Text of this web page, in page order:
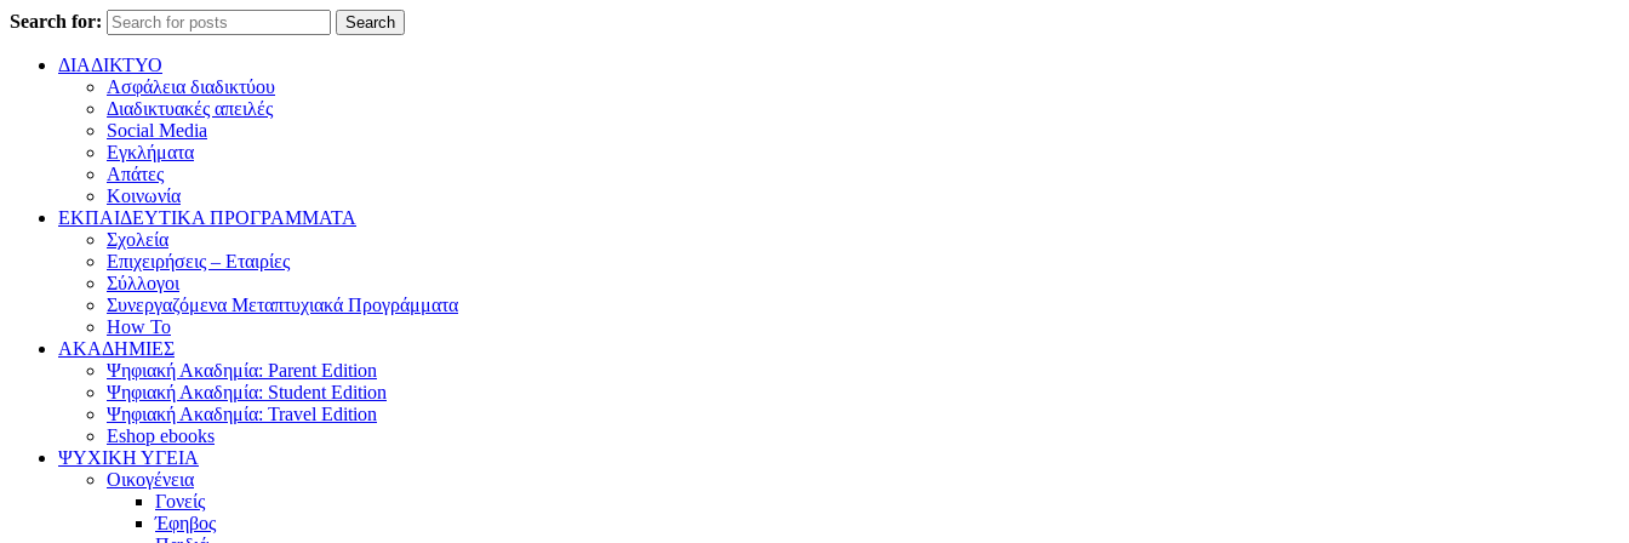
Search for: Search
ΔΙΑΔΙΚΤΥΟ
Ασφάλεια διαδικτύου
Διαδικτυακές απειλές
Social Media
Εγκλήματα
Απάτες
Κοινωνία
ΕΚΠΑΙΔΕΥΤΙΚΑ ΠΡΟΓΡΑΜΜΑΤΑ
Σχολεία
Επιχειρήσεις – Εταιρίες
Σύλλογοι
Συνεργαζόμενα Μεταπτυχιακά Προγράμματα
How To
ΑΚΑΔΗΜΙΕΣ
Ψηφιακή Ακαδημία: Parent Edition
Ψηφιακή Ακαδημία: Student Edition
Ψηφιακή Ακαδημία: Travel Edition
Eshop ebooks
ΨΥΧΙΚΗ ΥΓΕΙΑ
Οικογένεια
Γονείς
Έφηβος